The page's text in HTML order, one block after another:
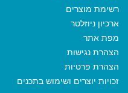
רשימת מוצרים
ארכיון ניוזלטר
מפת אתר
הצהרת נגישות
הצהרת פרטיות
זכויות יוצרים ושימוש בתכנים